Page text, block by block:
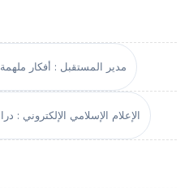
مدير المستقبل : أفكار
الإعلام الإسلامي الإلكتروني :